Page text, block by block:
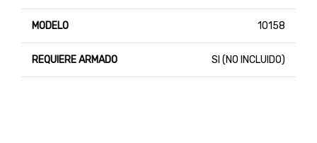
MODELO 10158
REQUIERE ARMADO SI (NO INCLUIDO)